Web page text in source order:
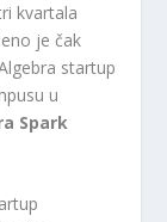
kvartala
je čak
startup
u
Spark